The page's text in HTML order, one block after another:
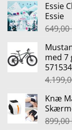
Essie
Essie
649,00
med 7
Knæ
899,00